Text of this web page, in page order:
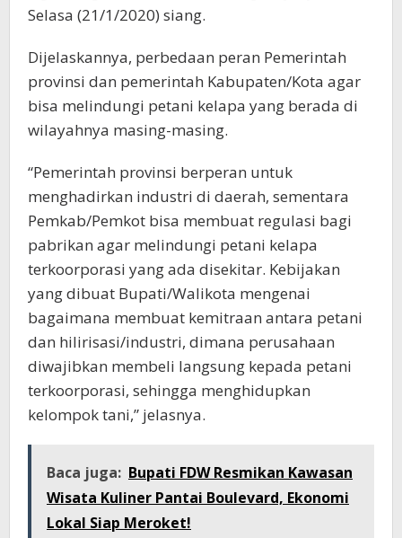
Selasa (21/1/2020) siang.
Dijelaskannya, perbedaan peran Pemerintah
provinsi dan pemerintah Kabupaten/Kota agar
bisa melindungi petani kelapa yang berada di
wilayahnya masing-masing.
“Pemerintah provinsi berperan untuk
menghadirkan industri di daerah, sementara
Pemkab/Pemkot bisa membuat regulasi bagi
pabrikan agar melindungi petani kelapa
terkoorporasi yang ada disekitar. Kebijakan
yang dibuat Bupati/Walikota mengenai
bagaimana membuat kemitraan antara petani
dan hilirisasi/industri, dimana perusahaan
diwajibkan membeli langsung kepada petani
terkoorporasi, sehingga menghidupkan
kelompok tani,” jelasnya.
Baca juga: Bupati FDW Resmikan Kawasan
Wisata Kuliner Pantai Boulevard, Ekonomi
Lokal Siap Meroket!